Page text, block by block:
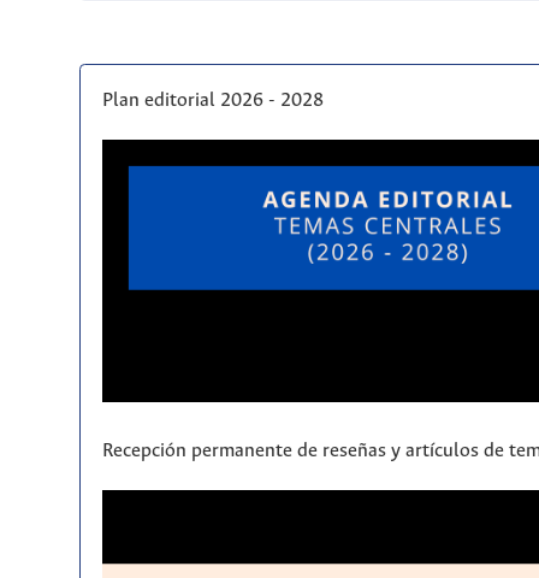
Plan editorial 2026 - 2028
Recepción permanente de reseñas y artículos de